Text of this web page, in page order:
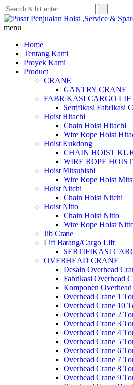
Skip
to
content
menu
Home
Tentang Kami
Proyek Kami
Product
CRANE
GANTRY CRANE
FABRIKASI CARGO
Sertifikasi Fabrikasi
Hoist Hitachi
Chain Hoist Hitachi
Wire Rope Hoist
Hoist Kukdong
CHAIN HOIST
WIRE ROPE
Hoist Mitsubishi
Wire Rope Hoist
Hoist Nitchi
Chain Hoist Nitchi
Hoist Nitto
Chain Hoist Nitto
Wire Rope Hoist
Jib Crane
Lift Barang/Cargo Lift
SERTIFIKASI
OVERHEAD CRANE
Desain Overhead
Fabrikasi Overhead
Komponen Overhead
Overhead Crane 1
Overhead Crane 10
Overhead Crane 2
Overhead Crane 3
Overhead Crane 4
Overhead Crane 5
Overhead Crane 6
Overhead Crane 7
Overhead Crane 8
Overhead Crane 9